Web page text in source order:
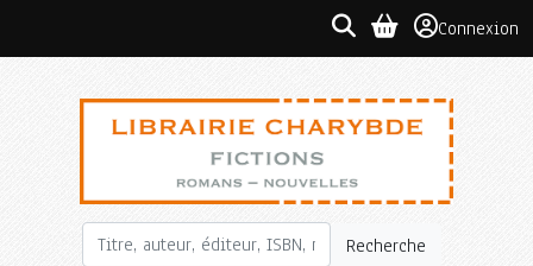
Connexion
Recherche